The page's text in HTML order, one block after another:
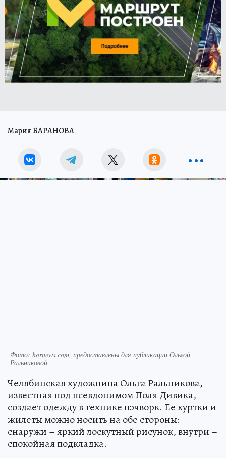
Мария БАРАНОВА
Фото: hornews.com, предоставлены для публикации Ольгой
Ральниковой
Челябинская художница Ольга Ральникова,
известная под псевдонимом Поля Дивика,
создает одежду в технике пэчворк. Ее куртки и
жилеты можно носить на обе стороны:
снаружи – яркий лоскутный рисунок, внутри –
спокойная подкладка.